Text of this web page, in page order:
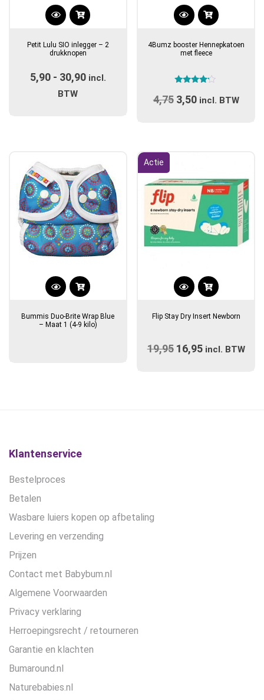
Dit
heeft
variaties.
Deze
de
productpagina
Petit Lulu SIO inlegger – 2
drukknopen
5,90 - 30,90Prijsklasse:
incl.
BTW
4Bumz booster Hennepkatoen
met fleece
4.00
uit 5
4,75 Oorspronkelijke
3,50Huidige
incl. BTW
Bummis Duo-Brite Wrap Blue
– Maat 1 (4-9 kilo)
Actie
Dit
heeft
variaties.
Flip Stay Dry Insert Newborn
19,95 Oorspronkelijke
16,95Huidige
incl. BTW
Klantenservice
Bestelproces
Betalen
Wasbare luiers kopen op afbetaling
Levering en verzending
Prijzen
Contact met Babybum.nl
Algemene Voorwaarden
Privacy verklaring
Herroepingsrecht / retourneren
Garantie en klachten
Bumaround.nl
Naturebabies.nl